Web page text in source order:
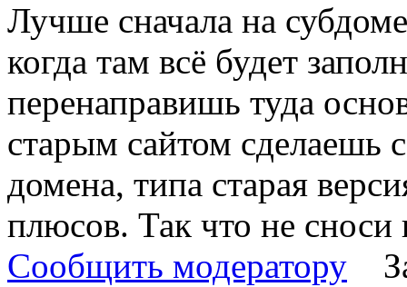
Лучше сначала на
когда там всё будет
перенаправишь туда
старым сайтом сделаешь
домена, типа старая
плюсов. Так что не сноси
Сообщить модератору